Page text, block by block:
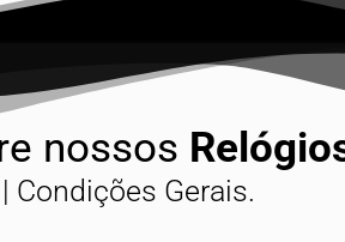
nossos
Condições Gerais.